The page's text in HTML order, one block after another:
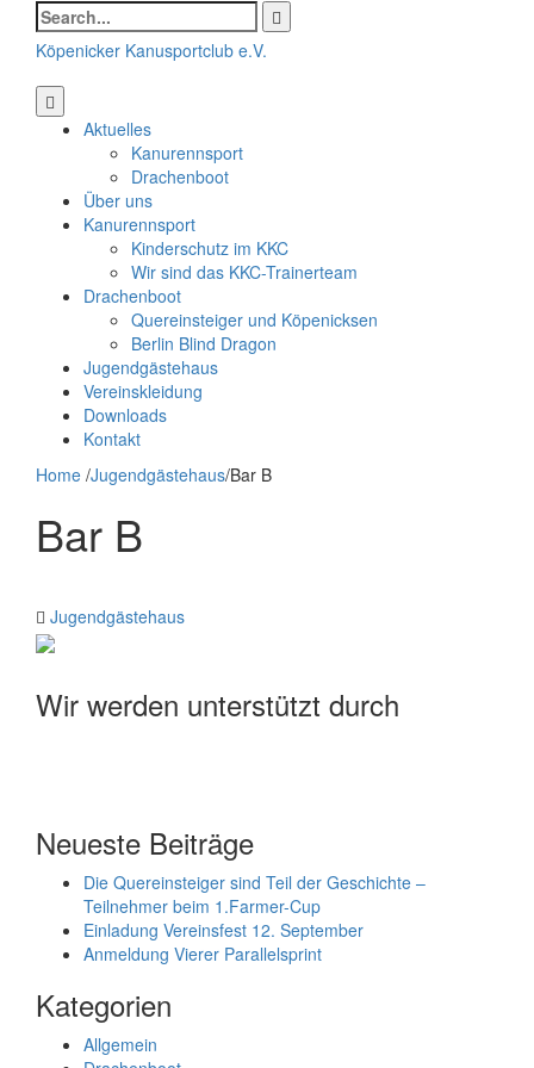
Search
for:
Köpenicker Kanusportclub e.V.
Aktuelles
Kanurennsport
Drachenboot
Über uns
Kanurennsport
Kinderschutz im KKC
Wir sind das KKC-Trainerteam
Drachenboot
Quereinsteiger und Köpenicksen
Berlin Blind Dragon
Jugendgästehaus
Vereinskleidung
Downloads
Kontakt
Home /Jugendgästehaus/Bar B
Bar B
Jugendgästehaus
Wir werden unterstützt durch
Neueste Beiträge
Die Quereinsteiger sind Teil der Geschichte –
Teilnehmer beim 1.Farmer-Cup
Einladung Vereinsfest 12. September
Anmeldung Vierer Parallelsprint
Kategorien
Allgemein